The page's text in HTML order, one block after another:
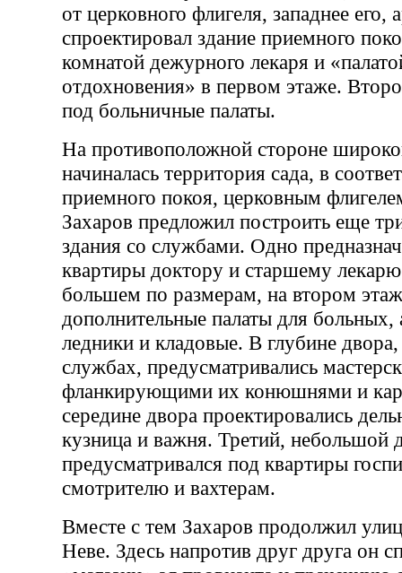
от церковного флигеля, западнее его,
спроектировал здание приемного
комнатой дежурного лекаря и
отдохновения» в первом этаже.
под больничные палаты.
На противоположной стороне
начиналась территория сада, в
приемного покоя, церковным
Захаров предложил построить еще
здания со службами. Одно
квартиры доктору и старшему
большем по размерам, на втором
дополнительные палаты для
ледники и кладовые. В глубине
службах, предусматривались
фланкирующими их конюшнями и
середине двора проектировались
кузница и важня. Третий, небольшой
предусматривался под квартиры
смотрителю и вахтерам.
Вместе с тем Захаров продолжил
Неве. Здесь напротив друг друга он